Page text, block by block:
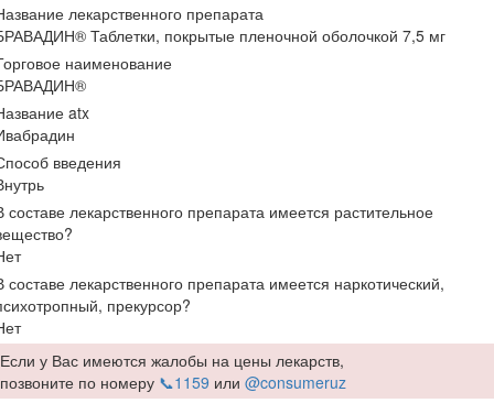
лекарственного препарата
Таблетки, покрытые пленочной оболочкой 7,5 мг
наименование
atx
введения
составе лекарственного препарата имеется растительное
составе лекарственного препарата имеется наркотический,
прекурсор?
Если у Вас имеются жалобы на цены лекарств,
позвоните по номеру 📞1159 или @consumeruz